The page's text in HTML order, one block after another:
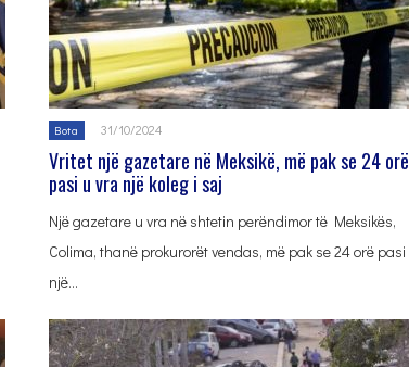
Bota 31/10/2024
Vritet një gazetare në Meksikë, më pak se 24 orë
pasi u vra një koleg i saj
Një gazetare u vra në shtetin perëndimor të Meksikës,
Colima, thanë prokurorët vendas, më pak se 24 orë pasi
një…